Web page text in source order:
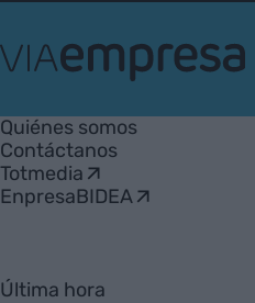
Empresa
Quiénes somos
Contáctanos
Totmedia
EnpresaBIDEA
Última hora